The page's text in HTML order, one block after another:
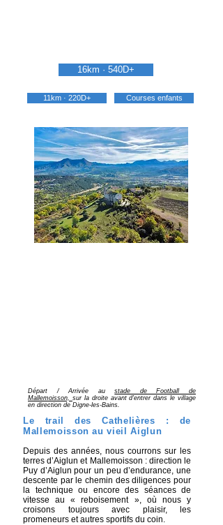
16km · 540D+
11km · 220D+ Courses enfants
Départ / Arrivée austade de Football de
Mallemoisson, sur la droite avant d'entrer dans le village
en direction de Digne-les-Bains.
Le trail des Cathelières : de
Mallemoisson au vieil Aiglun
Depuis des années, nous courrons sur les
terres d’Aiglun et Mallemoisson : direction le
Puy d’Aiglun pour un peu d’endurance, une
descente par le chemin des diligences pour
la technique ou encore des séances de
vitesse au « reboisement », où nous y
croisons toujours avec plaisir, les
promeneurs et autres sportifs du coin.